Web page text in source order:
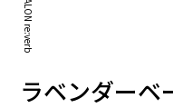
ラベンダーベ